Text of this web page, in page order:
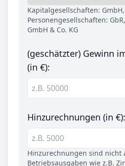
Kapitalgesellschaften: GmbH,
Personengesellschaften:
GmbH & Co. KG
(geschätzter) Gewinn
(in €):
Hinzurechnungen (in €):
Hinzurechnungen sind nicht
Betriebsausgaben wie z.B.